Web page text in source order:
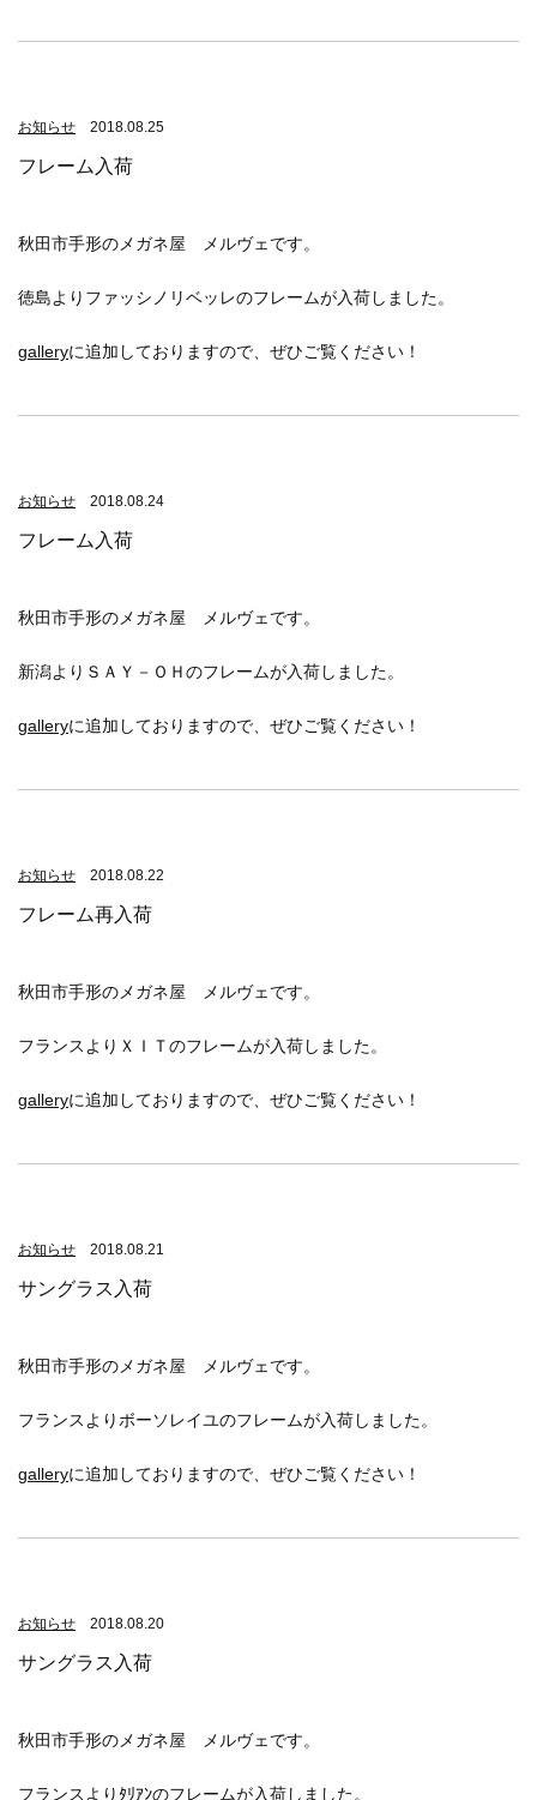
お知らせ 2018.08.25
フレーム入荷
秋田市手形のメガネ屋 メルヴェです。
徳島よりファッシノリベッレのフレームが入荷しました。
galleryに追加しておりますので、ぜひご覧ください！
お知らせ 2018.08.24
フレーム入荷
秋田市手形のメガネ屋 メルヴェです。
新潟よりＳＡＹ－ＯＨのフレームが入荷しました。
galleryに追加しておりますので、ぜひご覧ください！
お知らせ 2018.08.22
フレーム再入荷
秋田市手形のメガネ屋 メルヴェです。
フランスよりＸＩＴのフレームが入荷しました。
galleryに追加しておりますので、ぜひご覧ください！
お知らせ 2018.08.21
サングラス入荷
秋田市手形のメガネ屋 メルヴェです。
フランスよりボーソレイユのフレームが入荷しました。
galleryに追加しておりますので、ぜひご覧ください！
お知らせ 2018.08.20
サングラス入荷
秋田市手形のメガネ屋 メルヴェです。
フランスよりﾀﾘｱﾝのフレームが入荷しました。